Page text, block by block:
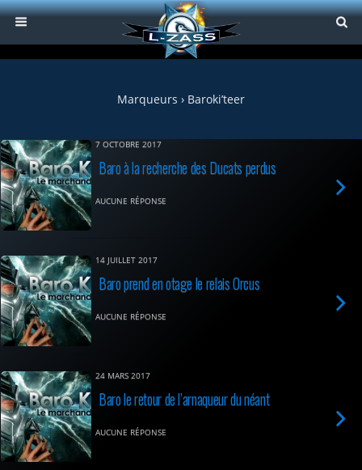
Marqueurs › Baroki’teer
7 OCTOBRE 2017
Baro à la recherche des Ducats perdus
AUCUNE RÉPONSE
14 JUILLET 2017
Baro prend en otage le relais Orcus
AUCUNE RÉPONSE
24 MARS 2017
Baro le retour de l’arnaqueur du néant
AUCUNE RÉPONSE